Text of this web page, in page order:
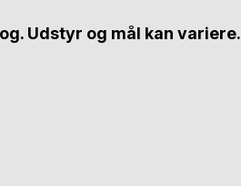
Udstyr og mål kan variere.